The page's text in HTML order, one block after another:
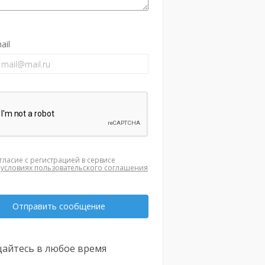
с регистрацией в сервисе
условиях пользовательского соглашения
Отправить сообщение
в любое время